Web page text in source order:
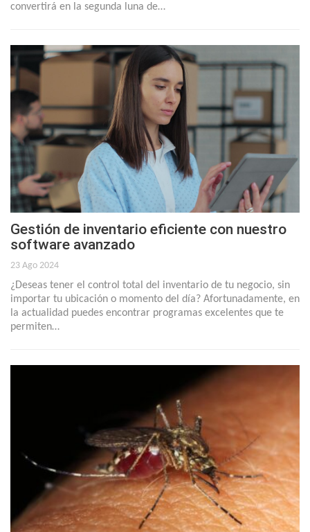
convertirá en la segunda luna de…
Gestión de inventario eficiente con nuestro
software avanzado
23 Ago 2024
¿Deseas tener el control total del inventario de tu negocio, sin
importar tu ubicación o momento del día? Afortunadamente, en
la actualidad puedes encontrar programas excelentes que te
permiten…